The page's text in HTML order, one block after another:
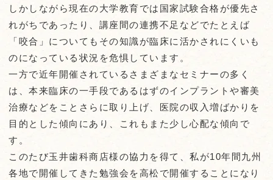
しかしながら現在の大学教育では国家試験合格が優先さ
れがちであったり、講座間の連携不足などでたとえば
「咬合」についてもその知識が臨床に活かされにくいも
のになっている状況を危惧しています。
一方で近年開催されているさまざまなセミナーの多く
は、本来臨床の一手段であるはずのインプラントや審美
治療などをことさらに取り上げ、医院の収入増ばかりを
目的とした傾向にあり、これもまた少し心配な傾向で
す。
このたび玉井歯科商店様の協力を得て、私が10年間九州
各地で開催してきた勉強会を高松で開催することになり